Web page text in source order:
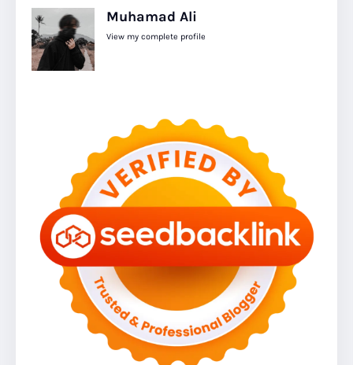
Muhamad Ali
View my complete profile